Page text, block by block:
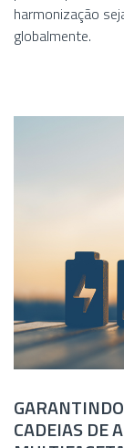
harmonização
globalmente.
CADEIAS DE